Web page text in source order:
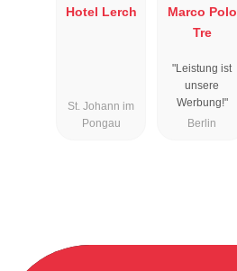
Hotel Lerch
St. Johann im
Pongau
Marco Polo
Tre
"Leistung ist
unsere
Werbung!"
Berlin